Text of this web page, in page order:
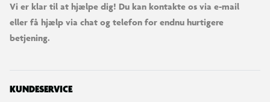
Vi er klar til at hjælpe dig! Du kan kontakte os via e-mail
eller få hjælp via chat og telefon for endnu hurtigere
betjening.
KUNDESERVICE